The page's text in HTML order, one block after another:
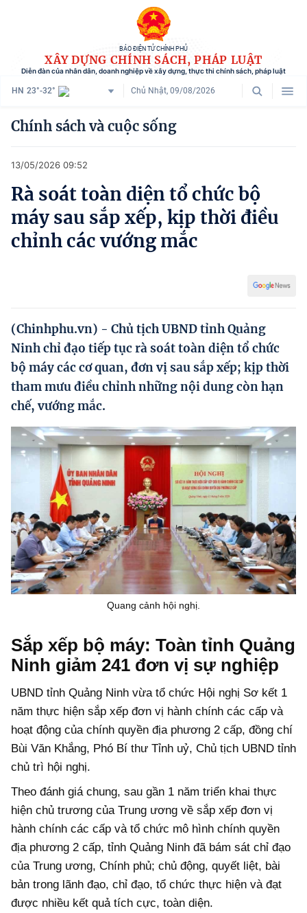
BÁO ĐIỆN TỬ CHÍNH PHỦ
XÂY DỰNG CHÍNH SÁCH, PHÁP LUẬT
Diễn đàn của nhân dân, doanh nghiệp về xây dựng, thực thi chính sách, pháp luật
HN 23°-32° Chủ Nhật, 09/08/2026
Danh mục
Tham vấn chính sách
Người dân góp ý
Phát triển kinh tế tư nhân và doanh nghiệp dân tộc
Ocop và chuỗi giá trị Nông sản
Kinh tế tư nhân
Doanh nghiệp dân tộc
Khác
Photo
Chính sách và cuộc sống
13/05/2026 09:52
Rà soát toàn diện tổ chức bộ
máy sau sắp xếp, kịp thời điều
chỉnh các vướng mắc
(Chinhphu.vn) - Chủ tịch UBND tỉnh Quảng
Ninh chỉ đạo tiếp tục rà soát toàn diện tổ chức
bộ máy các cơ quan, đơn vị sau sắp xếp; kịp thời
tham mưu điều chỉnh những nội dung còn hạn
chế, vướng mắc.
Quang cảnh hội nghị.
Sắp xếp bộ máy: Toàn tỉnh Quảng
Ninh giảm 241 đơn vị sự nghiệp
UBND tỉnh Quảng Ninh vừa tổ chức Hội nghị Sơ kết 1
năm thực hiện sắp xếp đơn vị hành chính các cấp và
hoạt động của chính quyền địa phương 2 cấp, đồng chí
Bùi Văn Khắng, Phó Bí thư Tỉnh uỷ, Chủ tịch UBND tỉnh
chủ trì hội nghị.
Theo đánh giá chung, sau gần 1 năm triển khai thực
hiện chủ trương của Trung ương về sắp xếp đơn vị
hành chính các cấp và tổ chức mô hình chính quyền
địa phương 2 cấp, tỉnh Quảng Ninh đã bám sát chỉ đạo
của Trung ương, Chính phủ; chủ động, quyết liệt, bài
bản trong lãnh đạo, chỉ đạo, tổ chức thực hiện và đạt
được nhiều kết quả tích cực, toàn diện.